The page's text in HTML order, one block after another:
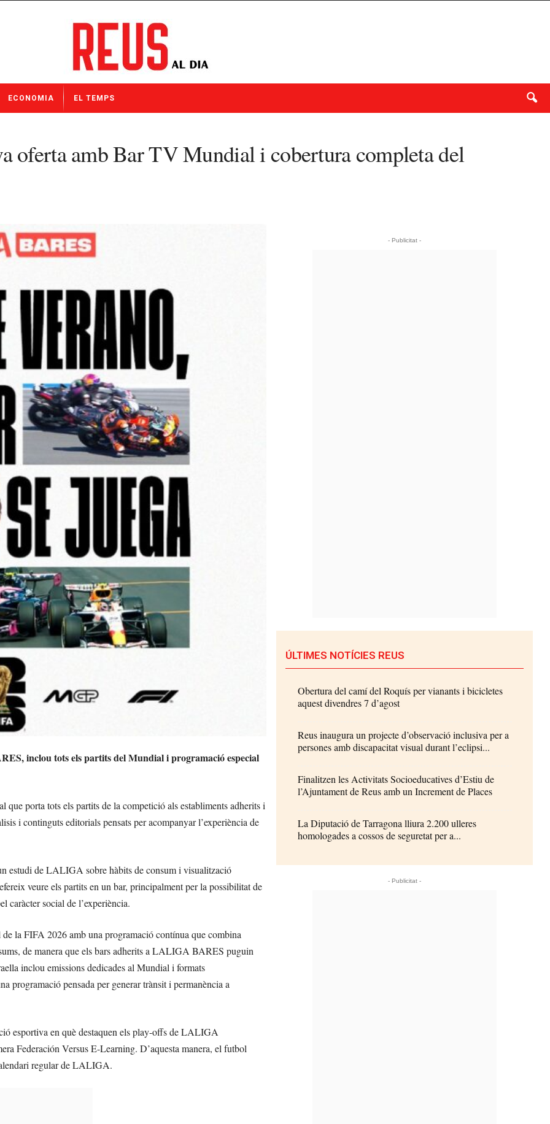
ECONOMIA EL TEMPS
oferta amb Bar TV Mundial i cobertura completa del
inclou tots els partits del Mundial i programació especial
porta tots els partits de la competició als establiments adherits i
i continguts editorials pensats per acompanyar l’experiència de
estudi de LALIGA sobre hàbits de consum i visualització
veure els partits en un bar, principalment per la possibilitat de
caràcter social de l’experiència.
la FIFA 2026 amb una programació contínua que combina
de manera que els bars adherits a LALIGA BARES puguin
inclou emissions dedicades al Mundial i formats
programació pensada per generar trànsit i permanència a
esportiva en què destaquen els play-offs de LALIGA
Federación Versus E-Learning. D’aquesta manera, el futbol
regular de LALIGA.
- Publicitat -
ÚLTIMES NOTÍCIES REUS
Obertura del camí del Roquís per vianants i bicicletes
aquest divendres 7 d’agost
Reus inaugura un projecte d’observació inclusiva per a
persones amb discapacitat visual durant l’eclipsi...
Finalitzen les Activitats Socioeducatives d’Estiu de
l’Ajuntament de Reus amb un Increment de Places
La Diputació de Tarragona lliura 2.200 ulleres
homologades a cossos de seguretat per a...
- Publicitat -